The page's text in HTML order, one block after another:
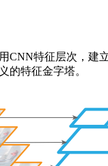
CNN特征层次，建
的特征金字塔。